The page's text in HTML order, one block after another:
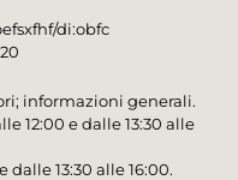
di:obfc
informazioni generali.
12:00 e dalle 13:30 alle
dalle 13:30 alle 16:00.